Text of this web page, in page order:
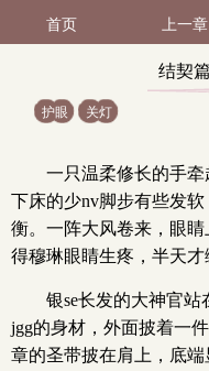
首页 上一章
结契
护眼 关灯
一只温柔修长的手
下床的少nv脚步有些发
衡。一阵大风卷来，眼
得穆琳眼睛生疼，半天才
银se长发的大神官站
jgg的身材，外面披着一
章的圣带披在肩上，底